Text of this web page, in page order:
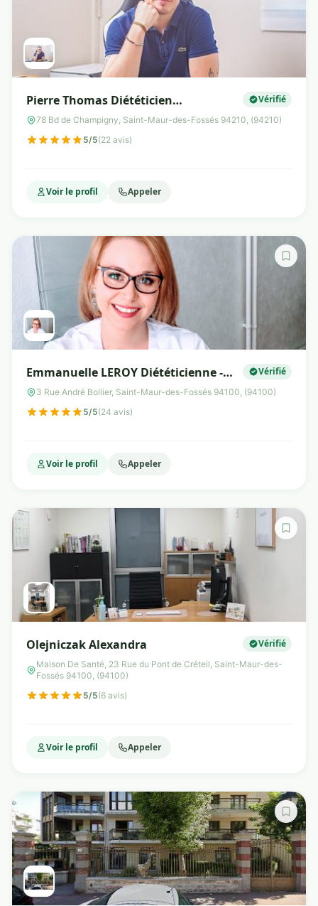
Pierre Thomas Diététicien
Nutritionniste du sport
Vérifié
78 Bd de Champigny, Saint-Maur-des-Fossés 94210, (94210)
5/5(22 avis)
Voir le profil Appeler
Emmanuelle LEROY Diététicienne -
Nutritionniste - Micronutrition
Vérifié
3 Rue André Bollier, Saint-Maur-des-Fossés 94100, (94100)
5/5(24 avis)
Voir le profil Appeler
Olejniczak Alexandra Vérifié
Maison De Santé, 23 Rue du Pont de Créteil, Saint-Maur-des-
Fossés 94100, (94100)
5/5(6 avis)
Voir le profil Appeler